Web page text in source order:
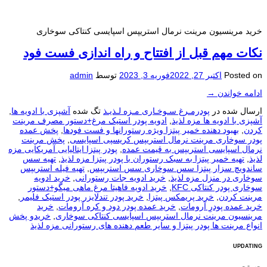
خرید مرینسیون مرینت نرمال استریپس اسپایسی کنتاکی سوخاری
نکات مهم قبل از افتتاح و راه اندازی فست فود
Posted on اکتبر 27, 2022 فوریه 3, 2023 توسط admin
ادامه خواندن →
ارسال شده در پودرمـرغ سـوخـاری مـزه لـذیـذ تگ شده آشپزی با ادویه ها,
آشپزی با ادویه ها مزه لذیذ, ادویه پودر استیک مرغ+دستور مصرف مرینت
کردن, بهبود دهنده خمیر پیتزا ویژه رستورانها و فست فودها, پخش عمده
پودر سوخاری مرینت نرمال استريپس کریسپی اسپایسی, پخش مرینت
نرمال اسپایسی استریپس به قیمت عمده, پودر پیتزا ایتالیایی آمریکایی مزه
لذیذ, تهیه خمیر پیتزا به سبک رستوران با پودر پیتزا مزه لذیذ, تهیه سس
ساندویچ سزار پیتزا سس سوخاری سس استریپس, تهیه فیله استریپس
سوخاری در منزل مزه لذیذ, خرید ادویه جات رستورانی, خرید ادویه
سوخاری پودر کنتاکی KFC
, خرید ادویه فاهیتا مرغ ماهی میگو+دستور
مرینت کردن, خرید پریمکس پیتزا, خرید پودر تندلایزر پودر استیک فلیمر ,
خرید عمده پودرِ آرومات, خرید عمده پودر دود و کره آرومات, خرید
مرینسیون مرینت نرمال استریپس اسپایسی کنتاکی سوخاری, خریدو پخش
انواع مرینت ها پودر پیتزا و سایر طعم دهنده های رستورانی مزه لذیذ
UPDATING